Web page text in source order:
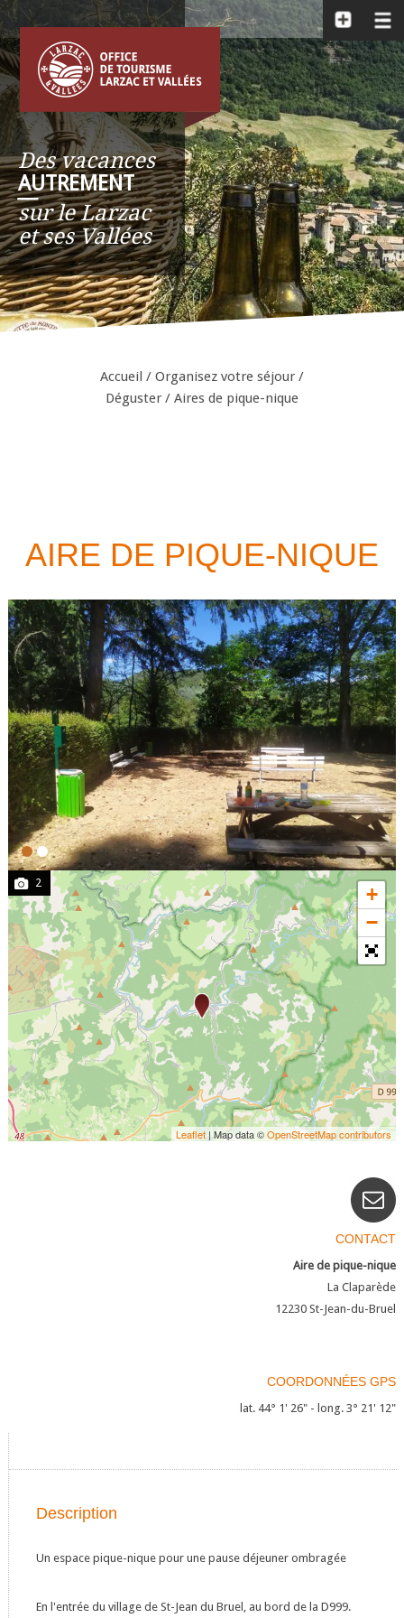
Des vacances
AUTREMENT
__
sur le Larzac
et ses Vallées
Accueil / Organisez votre séjour /
Déguster / Aires de pique-nique
AIRE DE PIQUE-NIQUE
2
+
−
Leaflet| Map data ©OpenStreetMap contributors
CONTACT
Aire de pique-nique
La Claparède
12230 St-Jean-du-Bruel
COORDONNÉES GPS
lat. 44° 1' 26" - long. 3° 21' 12"
Description
Un espace pique-nique pour une pause déjeuner ombragée
En l'entrée du village de St-Jean du Bruel, au bord de la D999.